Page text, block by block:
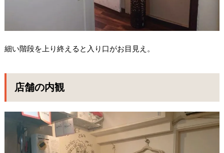
細い階段を上り終えると入り口がお目見え。
店舗の内観